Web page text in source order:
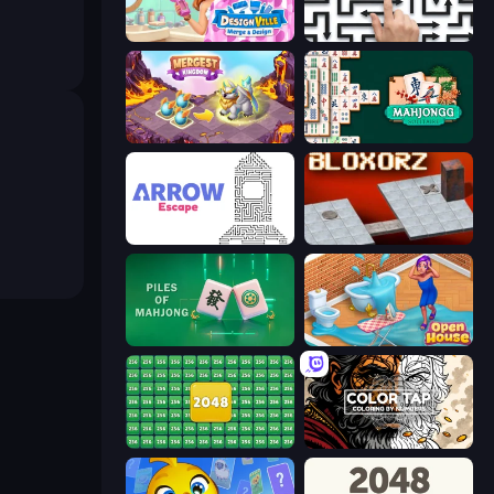
Designville: Merge & Design Arrow Escape: Puzzle
Mergest Kingdom Mahjongg Solitaire
Arrow Escape Bloxorz
Piles of Mahjong Open House
2048 Merge Blocks Color Tap: Coloring by Numbers